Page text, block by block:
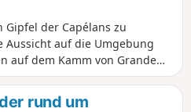
Gipfel der Capélans zu
Aussicht auf die Umgebung
auf dem Kamm von Grande
gelegenen Dolmen von
durch ruhige Viertel von
rund um